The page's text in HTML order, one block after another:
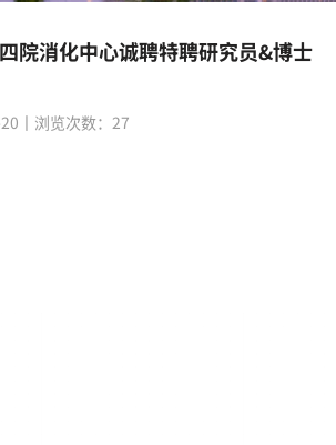
院消化中心诚聘特聘研究员&博士
丨浏览次数： 27